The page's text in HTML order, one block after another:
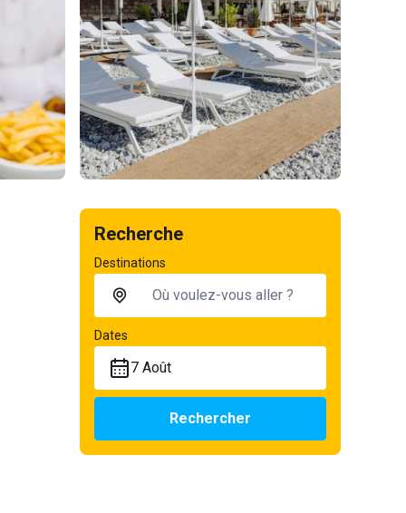
Recherche
Destinations
Dates
7 Août
Rechercher